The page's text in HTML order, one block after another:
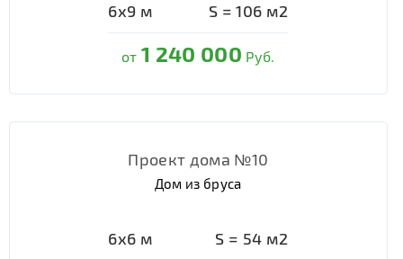
6х9 м S =106 м2
от 1 240 000 Руб.
Проект дома №10
Дом из бруса
6х6 м S = 54 м2